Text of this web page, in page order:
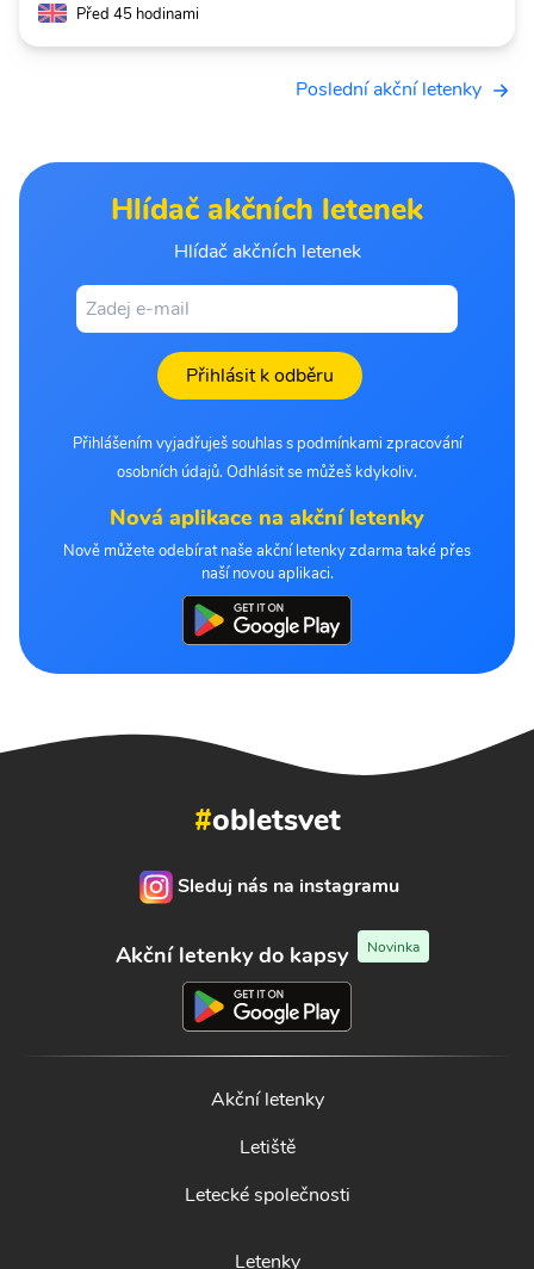
Před 45 hodinami
Poslední akční letenky
Hlídač akčních letenek
Hlídač akčních letenek
Přihlásit k odběru
Přihlášením vyjadřuješ souhlas s podmínkami zpracování
osobních údajů. Odhlásit se můžeš kdykoliv.
Nová aplikace na akční letenky
Nově můžete odebírat naše akční letenky zdarma také přes
naší novou aplikaci.
#obletsvet
Sleduj nás na instagramu
Akční letenky do kapsy Novinka
Akční letenky
Letiště
Letecké společnosti
Letenky